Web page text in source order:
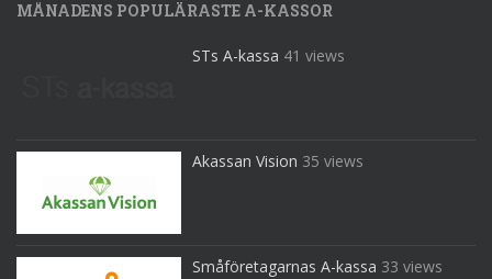
MÅNADENS POPULÄRASTE A-KASSOR
STs A-kassa 41 views
Akassan Vision 35 views
Småföretagarnas A-kassa 33 views